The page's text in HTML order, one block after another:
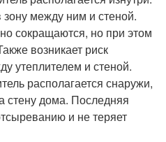
между ним и стеной.
сокращаются, но при этом
возникает риск
утеплителем и стеной.
располагается снаружи,
стену дома. Последняя
и не теряет